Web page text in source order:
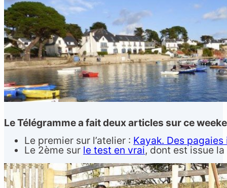
Le Télégramme a fait deux articles sur ce
Le premier sur l’atelier : Kayak. Des
Le 2ème sur le test en vrai, dont est issue